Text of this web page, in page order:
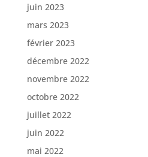
juin 2023
mars 2023
février 2023
décembre 2022
novembre 2022
octobre 2022
juillet 2022
juin 2022
mai 2022